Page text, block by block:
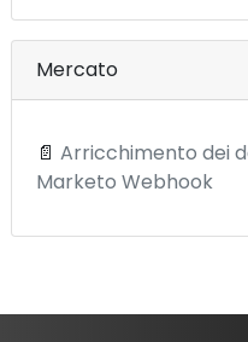
Mercato
📄 Arricchimento dei
Marketo Webhook